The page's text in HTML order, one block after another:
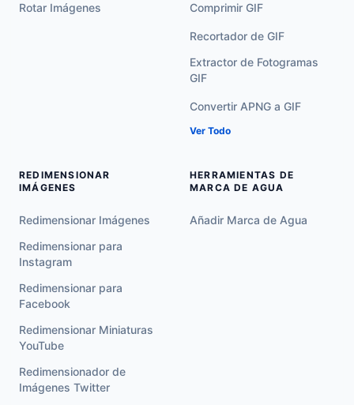
Rotar Imágenes Comprimir GIF
Recortador de GIF
Extractor de Fotogramas
GIF
Convertir APNG a GIF
Ver Todo
REDIMENSIONAR
IMÁGENES
Redimensionar Imágenes
Redimensionar para
Instagram
Redimensionar para
Facebook
Redimensionar Miniaturas
YouTube
Redimensionador de
Imágenes Twitter
HERRAMIENTAS DE
MARCA DE AGUA
Añadir Marca de Agua